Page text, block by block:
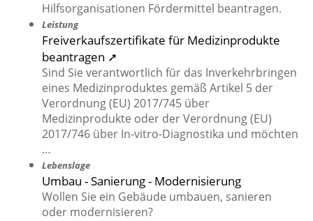
Hilfsorganisationen Fördermittel beantragen.
Leistung
Freiverkaufszertifikate für Medizinprodukte
beantragen ➚
Sind Sie verantwortlich für das Inverkehrbringen
eines Medizinproduktes gemäß Artikel 5 der
Verordnung (EU) 2017/745 über
Medizinprodukte oder der Verordnung (EU)
2017/746 über In-vitro-Diagnostika und möchten
…
Lebenslage
Umbau - Sanierung - Modernisierung
Wollen Sie ein Gebäude umbauen, sanieren
oder modernisieren?